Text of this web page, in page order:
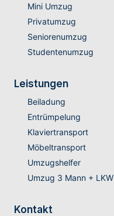
Mini Umzug
Privatumzug
Seniorenumzug
Studentenumzug
Leistungen
Beiladung
Entrümpelung
Klaviertransport
Möbeltransport
Umzugshelfer
Umzug 3 Mann + LKW
Kontakt